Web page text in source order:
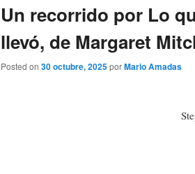
Un recorrido por Lo
llevó, de Margaret
Posted on 30 octubre, 2025porMario Amadas